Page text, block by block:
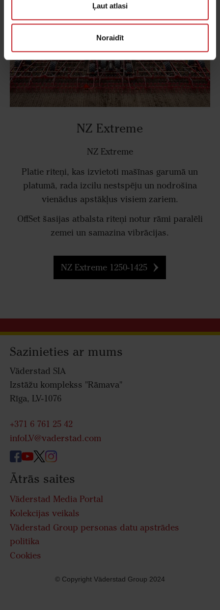
Ļaut atlasi
Noraidīt
NZ Extreme
NZ Extreme
Platie riteņi, kas izvietoti mašīnas garumā un
platumā, rada izcilu nestspēju un nodrošina
vienādus apstākļus visiem zariem.
OffSet šasijas atbalsta riteņi notur rāmi paralēli
zemei un samazina vibrācijas.
NZ Extreme 1250-1425
Sazinieties ar mums
Väderstad SIA
Izstāžu komplekss "Rāmava"
Rīga, LV-1076
+371 6 761 25 42
infoLV@vaderstad.com
Ātrās saites
Väderstad Media Portal
Kolekcijas veikals
Väderstad Group personas datu apstrādes
politika
Cookies
© Copyright Väderstad Group 2024